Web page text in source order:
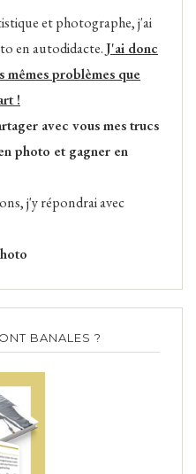
et photographe, j'ai
en autodidacte.J'ai donc
mêmes problèmes que
!
avec vous mes trucs
photo et gagner en
j'y répondrai avec
BANALES ?